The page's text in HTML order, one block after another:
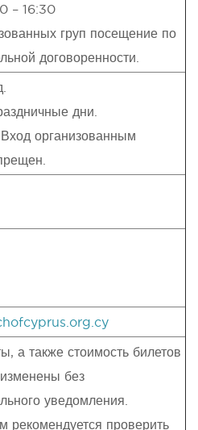
– 16:30
груп посещение по
договоренности.
дни.
организованным
а также стоимость билетов
без
уведомления.
рекомендуется проверить